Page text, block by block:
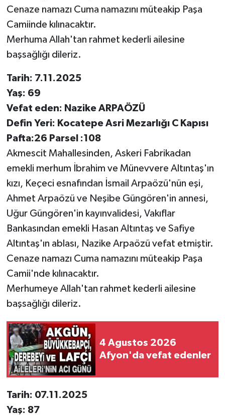
Cenaze namazı Cuma namazını müteakip Paşa
Camiinde kılınacaktır.
Merhuma Allah'tan rahmet kederli ailesine
başsağlığı dileriz.
Tarih: 7.11.2025
Yaş: 69
Vefat eden: Nazike ARPAÖZÜ
Defin Yeri: Kocatepe Asri Mezarlığı C Kapısı
Pafta:26 Parsel :108
Akmescit Mahallesinden, Askeri Fabrikadan
emekli merhum İbrahim ve Münevvere Altıntaş'ın
kızı, Keçeci esnafından İsmail Arpaözü'nün eşi,
Ahmet Arpaözü ve Neşibe Güngören'in annesi,
Uğur Güngören'in kayınvalidesi, Vakıflar
Bankasından emekli Hasan Altıntaş ve Safiye
Altıntaş'ın ablası, Nazike Arpaözü vefat etmiştir.
Cenaze namazı Cuma namazını müteakip Paşa
Camii'nde kılınacaktır.
Merhumeye Allah'tan rahmet kederli ailesine
başsağlığı dileriz.
4 Agustos 2026
Afyon'da vefat edenler
Tarih: 07.11.2025
Yaş: 87